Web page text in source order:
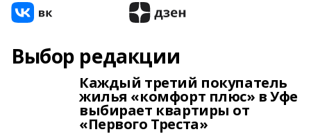
Выбор редакции
Каждый третий покупатель
жилья «комфорт плюс» в Уфе
выбирает квартиры от
«Первого Треста»